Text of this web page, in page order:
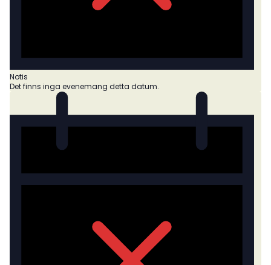
Notis
Det finns inga evenemang detta datum.